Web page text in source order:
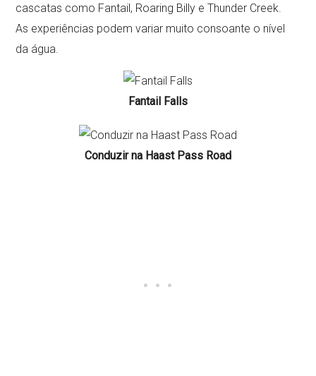
cascatas como Fantail, Roaring Billy e Thunder Creek.
As experiências podem variar muito consoante o nível
da água.
Fantail Falls
Conduzir na Haast Pass Road